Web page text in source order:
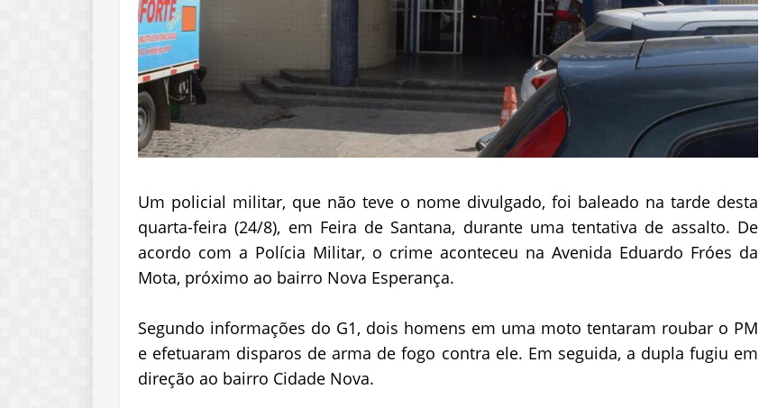
Um policial militar, que não teve o nome divulgado, foi baleado na tarde desta
quarta-feira (24/8), em Feira de Santana, durante uma tentativa de assalto. De
acordo com a Polícia Militar, o crime aconteceu na Avenida Eduardo Fróes da
Mota, próximo ao bairro Nova Esperança.
Segundo informações do G1, dois homens em uma moto tentaram roubar o PM
e efetuaram disparos de arma de fogo contra ele. Em seguida, a dupla fugiu em
direção ao bairro Cidade Nova.